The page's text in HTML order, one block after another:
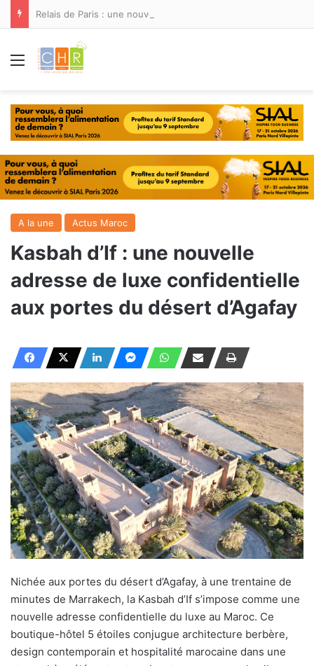
Menu
A la une Actus Maroc
Kasbah d’If : une nouvelle
adresse de luxe confidentielle
aux portes du désert d’Agafay
Nichée aux portes du désert d’Agafay, à une trentaine de
minutes de Marrakech, la Kasbah d’If s’impose comme une
nouvelle adresse confidentielle du luxe au Maroc. Ce
boutique-hôtel 5 étoiles conjugue architecture berbère,
design contemporain et hospitalité marocaine dans une